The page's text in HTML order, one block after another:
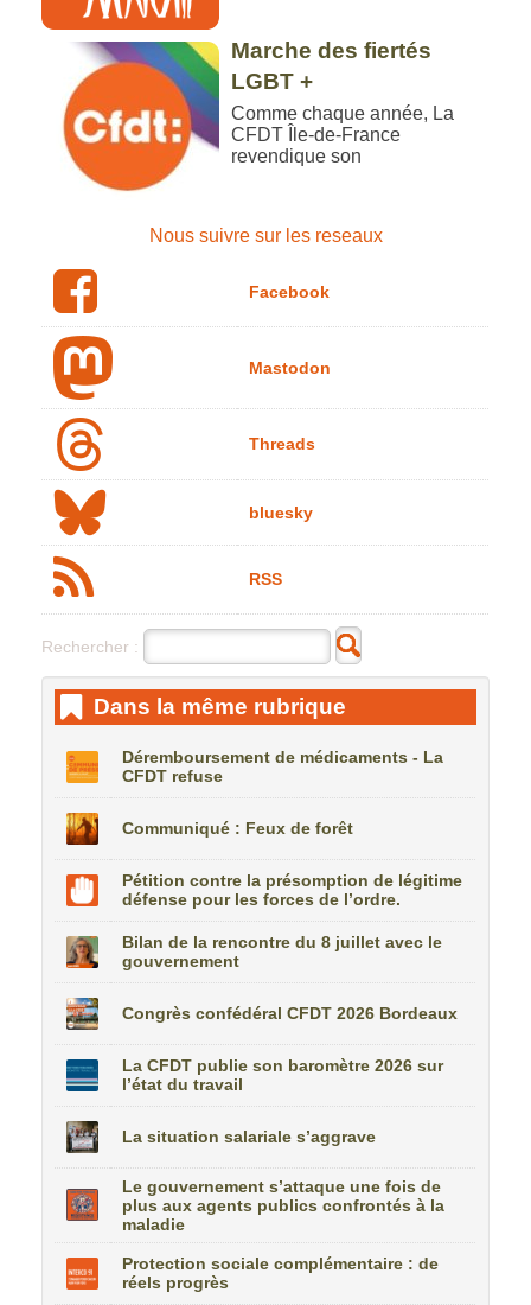
Marche des fiertés
LGBT +
Comme chaque année, La
CFDT Île-de-France
revendique son
Nous suivre sur les reseaux
Facebook
Mastodon
Threads
bluesky
RSS
Rechercher :
Dans la même rubrique
Déremboursement de médicaments - La
CFDT refuse
Communiqué : Feux de forêt
Pétition contre la présomption de légitime
défense pour les forces de l’ordre.
Bilan de la rencontre du 8 juillet avec le
gouvernement
Congrès confédéral CFDT 2026 Bordeaux
La CFDT publie son baromètre 2026 sur
l’état du travail
La situation salariale s’aggrave
Le gouvernement s’attaque une fois de
plus aux agents publics confrontés à la
maladie
Protection sociale complémentaire : de
réels progrès